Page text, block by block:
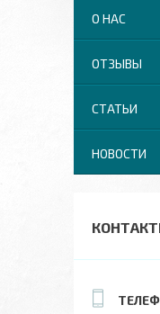
О НАС
ОТЗЫВЫ
СТАТЬИ
НОВОСТИ